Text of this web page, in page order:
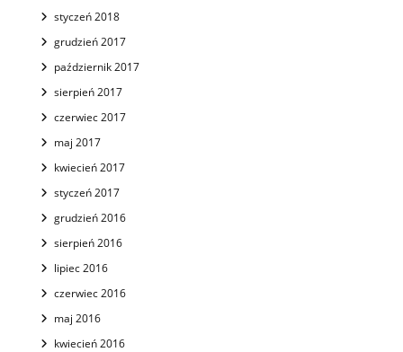
styczeń 2018
grudzień 2017
październik 2017
sierpień 2017
czerwiec 2017
maj 2017
kwiecień 2017
styczeń 2017
grudzień 2016
sierpień 2016
lipiec 2016
czerwiec 2016
maj 2016
kwiecień 2016